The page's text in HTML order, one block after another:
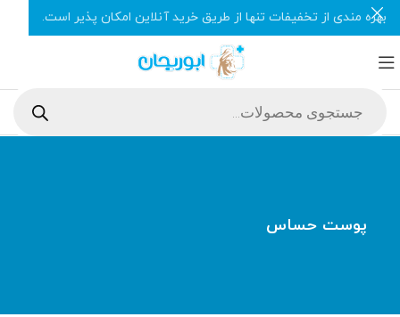
پوست حساس
بهره مندی از تخفیفات تنها از طریق خرید آنلاین امکان پذیر است.